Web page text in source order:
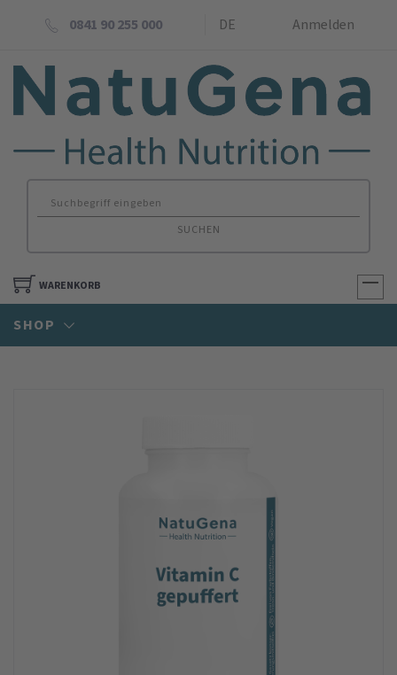
0841 90 255 000 DE Anmelden
SUCHEN
WARENKORB
SHOP